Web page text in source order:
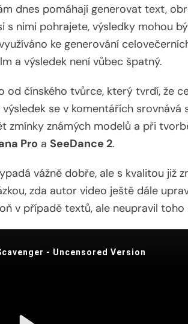
dnes pomáhají generovat text,
s nimi pohrajete, výsledky mohou
ke generování
a výsledek není vůbec špatný.
od čínského tvůrce, který tvrdí, že
se v komentářích srovnává
zmínky známých modelů a při
Pro a SeeDance 2.
vážně dobře, ale s kvalitou již
zda autor video ještě dále
v případě textů, ale neupravil toho